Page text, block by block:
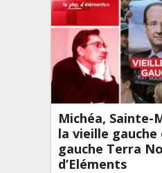
Michéa, Sainte-
la vieille
gauche Terra
d’Eléments